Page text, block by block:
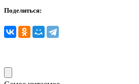
Поделиться: